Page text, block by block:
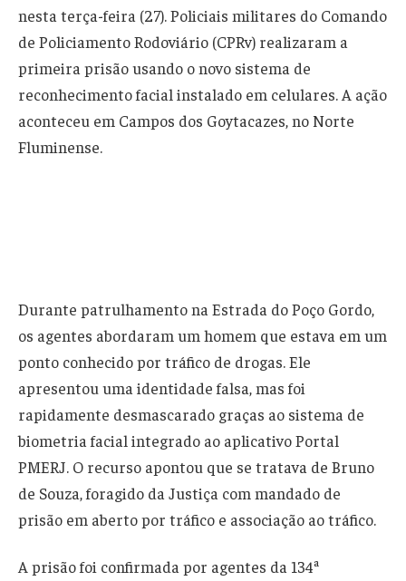
nesta terça-feira (27). Policiais militares do Comando
de Policiamento Rodoviário (CPRv) realizaram a
primeira prisão usando o novo sistema de
reconhecimento facial instalado em celulares. A ação
aconteceu em Campos dos Goytacazes, no Norte
Fluminense.
Durante patrulhamento na Estrada do Poço Gordo,
os agentes abordaram um homem que estava em um
ponto conhecido por tráfico de drogas. Ele
apresentou uma identidade falsa, mas foi
rapidamente desmascarado graças ao sistema de
biometria facial integrado ao aplicativo Portal
PMERJ. O recurso apontou que se tratava de Bruno
de Souza, foragido da Justiça com mandado de
prisão em aberto por tráfico e associação ao tráfico.
A prisão foi confirmada por agentes da 134ª